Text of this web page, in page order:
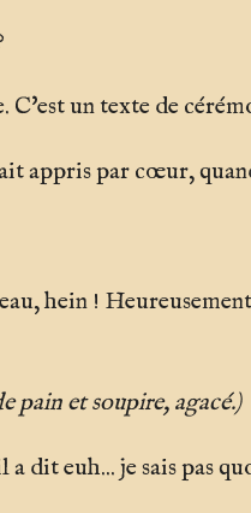
C'est un texte de
appris par cœur,
hein !
pain et soupire, agacé.)
dit euh... je sais pas